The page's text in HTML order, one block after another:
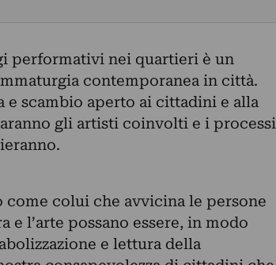
performativi nei quartieri è un
contemporanea in città.
e scambio aperto ai cittadini e alla
gli artisti coinvolti e i processi
come colui che avvicina le persone
l’arte possano essere, in modo
e lettura della